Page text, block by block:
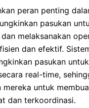
peran penting
pasukan
melaksanakan
dan efektif.
pasukan
real-time,
mereka untuk
dan terkoordinasi.